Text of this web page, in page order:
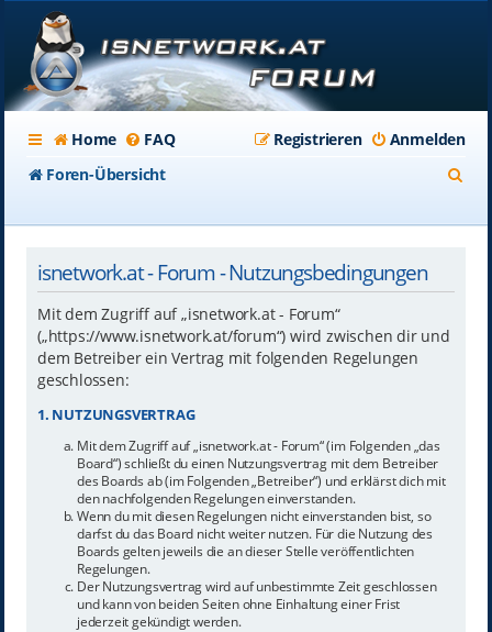
Home FAQ Anmelden
Registrieren
Foren-Übersicht
isnetwork.at - Forum - Nutzungsbedingungen
Mit dem Zugriff auf „isnetwork.at - Forum“
(„https://www.isnetwork.at/forum“) wird zwischen dir und
dem Betreiber ein Vertrag mit folgenden Regelungen
geschlossen:
1. NUTZUNGSVERTRAG
Mit dem Zugriff auf „isnetwork.at - Forum“ (im Folgenden „das
Board“) schließt du einen Nutzungsvertrag mit dem Betreiber
des Boards ab (im Folgenden „Betreiber“) und erklärst dich mit
den nachfolgenden Regelungen einverstanden.
Wenn du mit diesen Regelungen nicht einverstanden bist, so
darfst du das Board nicht weiter nutzen. Für die Nutzung des
Boards gelten jeweils die an dieser Stelle veröffentlichten
Regelungen.
Der Nutzungsvertrag wird auf unbestimmte Zeit geschlossen
und kann von beiden Seiten ohne Einhaltung einer Frist
jederzeit gekündigt werden.